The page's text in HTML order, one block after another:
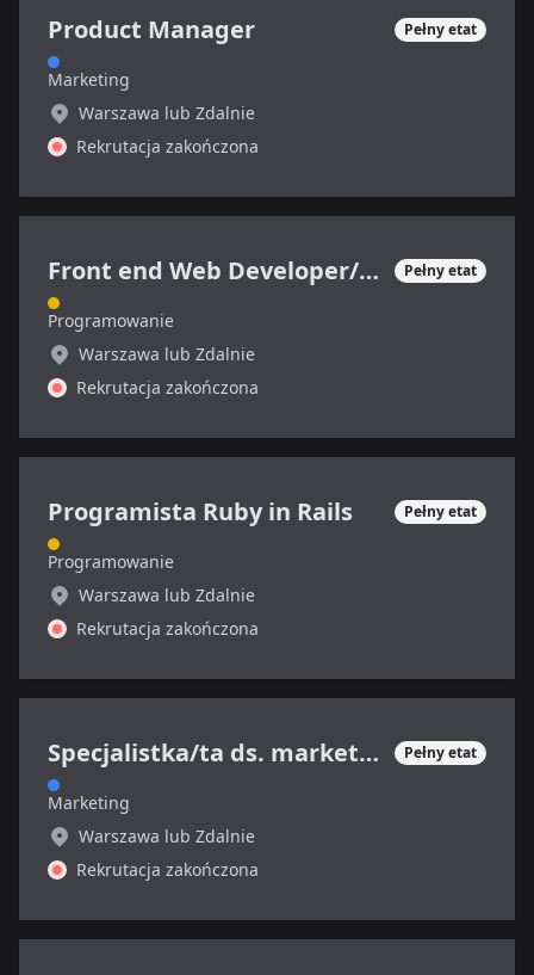
Product Manager Pełny etat
Marketing
Warszawa lub Zdalnie
Rekrutacja zakończona
Front end Web Developer/Grafik Pełny etat
Programowanie
Warszawa lub Zdalnie
Rekrutacja zakończona
Programista Ruby in Rails Pełny etat
Programowanie
Warszawa lub Zdalnie
Rekrutacja zakończona
Specjalistka/ta ds. marketingu internetowego Pełny etat
Marketing
Warszawa lub Zdalnie
Rekrutacja zakończona